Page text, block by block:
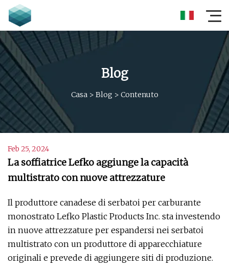
Blog
Casa > Blog > Contenuto
Feb 25, 2024
La soffiatrice Lefko aggiunge la capacità
multistrato con nuove attrezzature
Il produttore canadese di serbatoi per carburante
monostrato Lefko Plastic Products Inc. sta investendo
in nuove attrezzature per espandersi nei serbatoi
multistrato con un produttore di apparecchiature
originali e prevede di aggiungere siti di produzione.